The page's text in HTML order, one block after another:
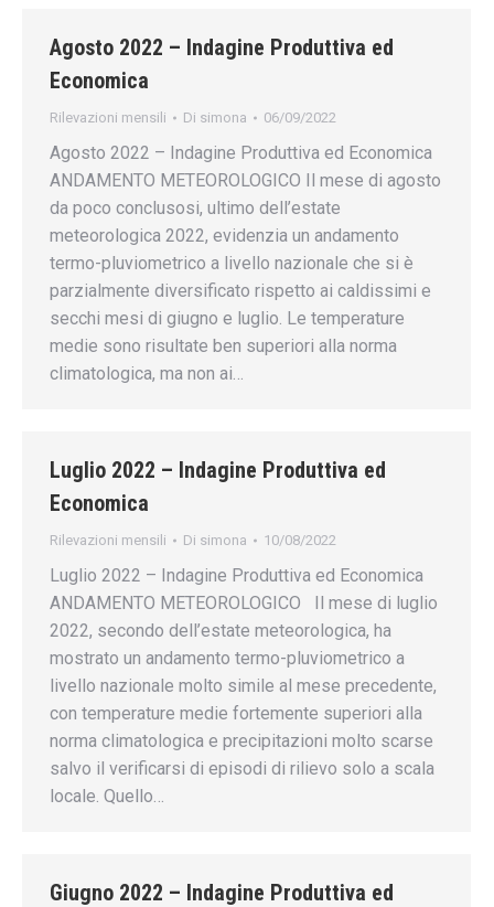
Agosto 2022 – Indagine Produttiva ed
Economica
Rilevazioni mensili Di simona 06/09/2022
Agosto 2022 – Indagine Produttiva ed Economica
ANDAMENTO METEOROLOGICO Il mese di agosto
da poco conclusosi, ultimo dell’estate
meteorologica 2022, evidenzia un andamento
termo-pluviometrico a livello nazionale che si è
parzialmente diversificato rispetto ai caldissimi e
secchi mesi di giugno e luglio. Le temperature
medie sono risultate ben superiori alla norma
climatologica, ma non ai…
Luglio 2022 – Indagine Produttiva ed
Economica
Rilevazioni mensili Di simona 10/08/2022
Luglio 2022 – Indagine Produttiva ed Economica
ANDAMENTO METEOROLOGICO Il mese di luglio
2022, secondo dell’estate meteorologica, ha
mostrato un andamento termo-pluviometrico a
livello nazionale molto simile al mese precedente,
con temperature medie fortemente superiori alla
norma climatologica e precipitazioni molto scarse
salvo il verificarsi di episodi di rilievo solo a scala
locale. Quello…
Giugno 2022 – Indagine Produttiva ed